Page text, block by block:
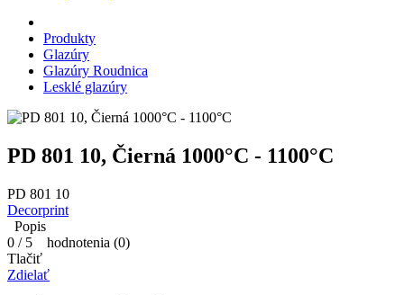
Produkty
Glazúry
Glazúry Roudnica
Lesklé glazúry
PD 801 10, Čierná 1000°C - 1100°C
PD 801 10
Decorprint
Popis
0 / 5 hodnotenia (0)
Tlačiť
Zdielať